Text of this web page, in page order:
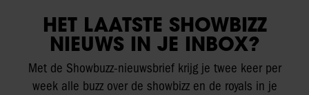
HET LAATSTE SHOWBIZZ
NIEUWS IN JE INBOX?
Met de Showbuzz-nieuwsbrief krijg je twee keer per
week alle buzz over de showbizz en de royals in je